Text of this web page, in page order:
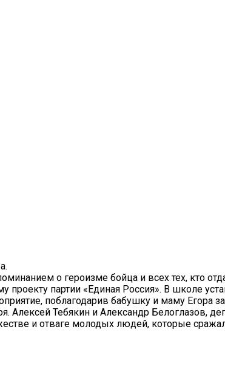
о героизме бойца и всех тех, кто
проекту партии «Единая Россия». В школе
поблагодарив бабушку и маму Егора
Алексей Тебякин и Александр Белоглазов,
и отваге молодых людей, которые